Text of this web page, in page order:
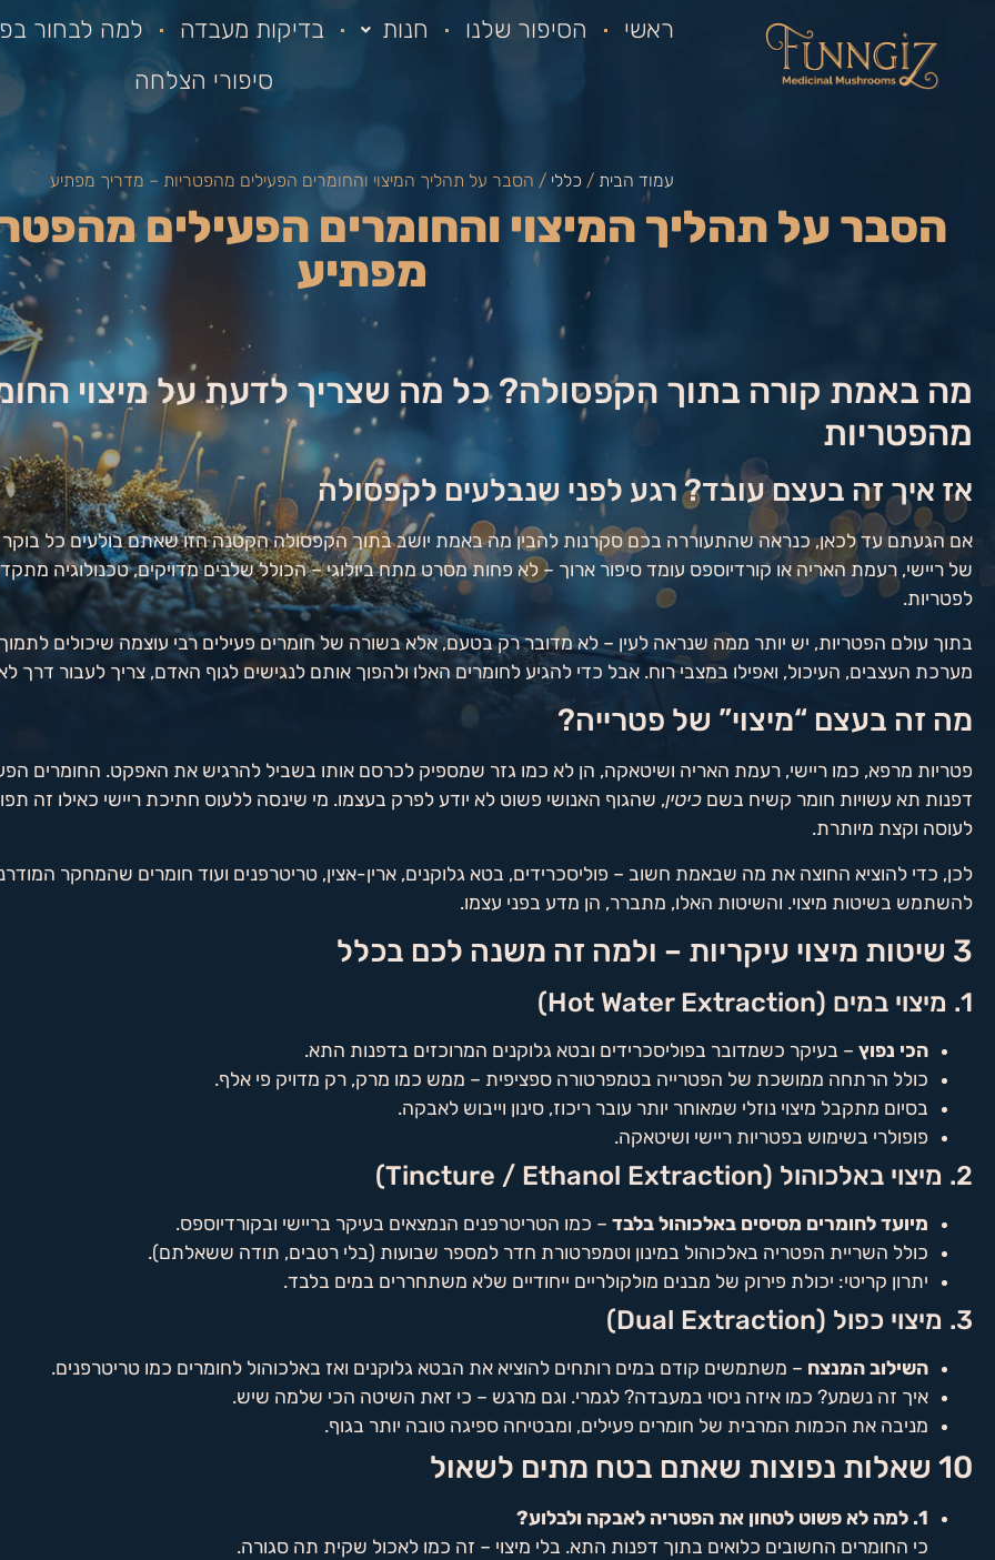
ראשי הסיפור שלנו חנות בדיקות מעבדה למה לבחור
סיפורי הצלחה
עמוד הבית / כללי / הסבר על תהליך המיצוי והחומרים הפעילים מהפטריות – מדריך מפתיע
הסבר על תהליך המיצוי והחומרים הפעילים
מפתיע
מה באמת קורה בתוך הקפסולה? כל מה שצריך לדעת על מיצוי
מהפטריות
אז איך זה בעצם עובד? רגע לפני שנבלעים לקפסולה
אם הגעתם עד לכאן, כנראה שהתעוררה בכם סקרנות להבין מה באמת יושב בתוך הקפסולה הקטנה הזו שאתם בולעים כל
של ריישי, רעמת האריה או קורדיוספס עומד סיפור ארוך – לא פחות מסרט מתח ביולוגי – הכולל שלבים מדויקים, טכנולוגיה
לפטריות.
בתוך עולם הפטריות, יש יותר ממה שנראה לעין – לא מדובר רק בטעם, אלא בשורה של חומרים פעילים רבי עוצמה שיכולים
מערכת העצבים, העיכול, ואפילו במצבי רוח. אבל כדי להגיע לחומרים האלו ולהפוך אותם לנגישים לגוף האדם, צריך לעבור דרך
מה זה בעצם “מיצוי” של פטרייה?
פטריות מרפא, כמו ריישי, רעמת האריה ושיטאקה, הן לא כמו גזר שמספיק לכרסם אותו בשביל להרגיש את האפקט. החומרים
דפנות תא עשויות חומר קשיח בשם כיטין, שהגוף האנושי פשוט לא יודע לפרק בעצמו. מי שינסה ללעוס חתיכת ריישי כאילו זה
לעוסה וקצת מיותרת.
לכן, כדי להוציא החוצה את מה שבאמת חשוב – פוליסכרידים, בטא גלוקנים, ארין-אצין, טריטרפנים ועוד חומרים שהמחקר
להשתמש בשיטות מיצוי. והשיטות האלו, מתברר, הן מדע בפני עצמו.
3 שיטות מיצוי עיקריות – ולמה זה משנה לכם בכלל
1. מיצוי במים (Hot Water Extraction)
הכי נפוץ – בעיקר כשמדובר בפוליסכרידים ובטא גלוקנים המרוכזים בדפנות התא.
כולל הרתחה ממושכת של הפטרייה בטמפרטורה ספציפית – ממש כמו מרק, רק מדויק פי אלף.
בסיום מתקבל מיצוי נוזלי שמאוחר יותר עובר ריכוז, סינון וייבוש לאבקה.
פופולרי בשימוש בפטריות ריישי ושיטאקה.
2. מיצוי באלכוהול (Tincture / Ethanol Extraction)
מיועד לחומרים מסיסים באלכוהול בלבד – כמו הטריטרפנים הנמצאים בעיקר בריישי ובקורדיוספס.
כולל השריית הפטריה באלכוהול במינון וטמפרטורת חדר למספר שבועות (בלי רטבים, תודה ששאלתם).
יתרון קריטי: יכולת פירוק של מבנים מולקולריים ייחודיים שלא משתחררים במים בלבד.
3. מיצוי כפול (Dual Extraction)
השילוב המנצח – משתמשים קודם במים רותחים להוציא את הבטא גלוקנים ואז באלכוהול לחומרים כמו טריטרפנים.
איך זה נשמע? כמו איזה ניסוי במעבדה? לגמרי. וגם מרגש – כי זאת השיטה הכי שלמה שיש.
מניבה את הכמות המרבית של חומרים פעילים, ומבטיחה ספיגה טובה יותר בגוף.
10 שאלות נפוצות שאתם בטח מתים לשאול
1. למה לא פשוט לטחון את הפטריה לאבקה ולבלוע?
כי החומרים החשובים כלואים בתוך דפנות התא. בלי מיצוי – זה כמו לאכול שקית תה סגורה.